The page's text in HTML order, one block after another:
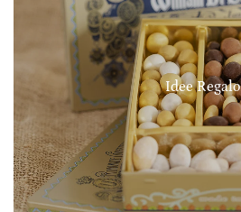
Idee Regalo